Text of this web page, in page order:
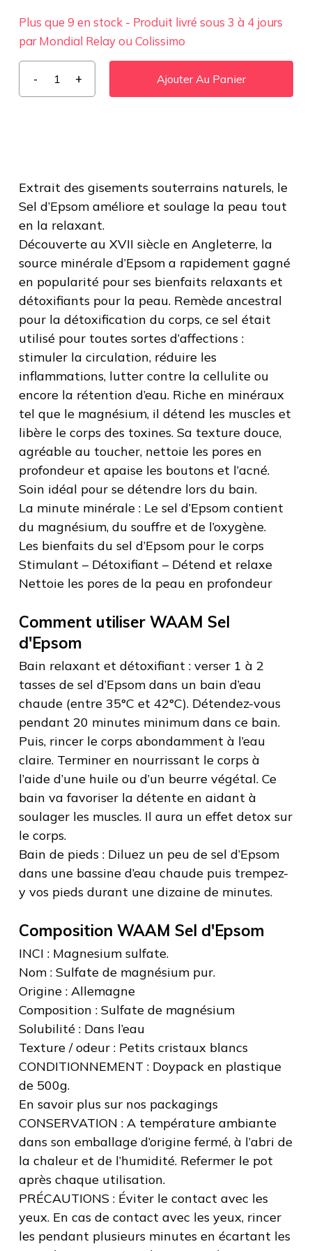
Plus que 9 en stock - Produit livré sous 3 à 4 jours
par Mondial Relay ou Colissimo
Ajouter Au Panier
Extrait des gisements souterrains naturels, le
Sel d’Epsom améliore et soulage la peau tout
en la relaxant.
Découverte au XVII siècle en Angleterre, la
source minérale d’Epsom a rapidement gagné
en popularité pour ses bienfaits relaxants et
détoxifiants pour la peau. Remède ancestral
pour la détoxification du corps, ce sel était
utilisé pour toutes sortes d’affections :
stimuler la circulation, réduire les
inflammations, lutter contre la cellulite ou
encore la rétention d’eau. Riche en minéraux
tel que le magnésium, il détend les muscles et
libère le corps des toxines. Sa texture douce,
agréable au toucher, nettoie les pores en
profondeur et apaise les boutons et l’acné.
Soin idéal pour se détendre lors du bain.
La minute minérale : Le sel d’Epsom contient
du magnésium, du souffre et de l’oxygène.
Les bienfaits du sel d’Epsom pour le corps
Stimulant – Détoxifiant – Détend et relaxe
Nettoie les pores de la peau en profondeur
Comment utiliser WAAM Sel
d'Epsom
Bain relaxant et détoxifiant : verser 1 à 2
tasses de sel d’Epsom dans un bain d’eau
chaude (entre 35°C et 42°C). Détendez-vous
pendant 20 minutes minimum dans ce bain.
Puis, rincer le corps abondamment à l’eau
claire. Terminer en nourrissant le corps à
l’aide d’une huile ou d’un beurre végétal. Ce
bain va favoriser la détente en aidant à
soulager les muscles. Il aura un effet detox sur
le corps.
Bain de pieds : Diluez un peu de sel d’Epsom
dans une bassine d’eau chaude puis trempez-
y vos pieds durant une dizaine de minutes.
Composition WAAM Sel d'Epsom
INCI : Magnesium sulfate.
Nom : Sulfate de magnésium pur.
Origine : Allemagne
Composition : Sulfate de magnésium
Solubilité : Dans l’eau
Texture / odeur : Petits cristaux blancs
CONDITIONNEMENT : Doypack en plastique
de 500g.
En savoir plus sur nos packagings
CONSERVATION : A température ambiante
dans son emballage d’origine fermé, à l’abri de
la chaleur et de l’humidité. Refermer le pot
après chaque utilisation.
PRÉCAUTIONS : Éviter le contact avec les
yeux. En cas de contact avec les yeux, rincer
les pendant plusieurs minutes en écartant les